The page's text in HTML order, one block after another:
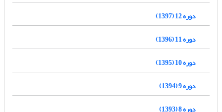
دوره 12 (1397)
دوره 11 (1396)
دوره 10 (1395)
دوره 9 (1394)
دوره 8 (1393)